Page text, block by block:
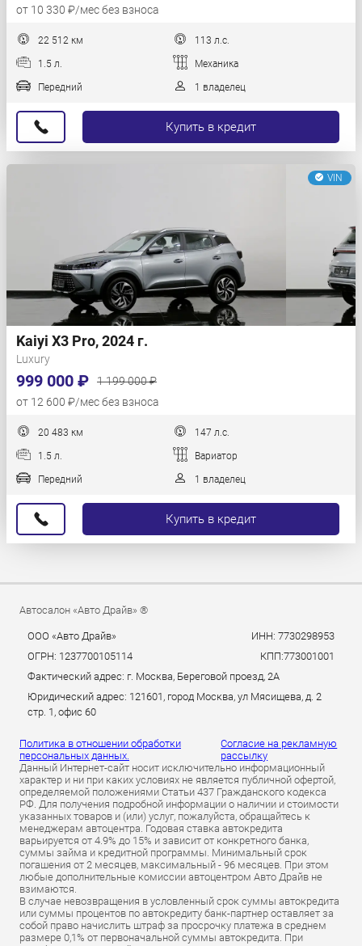
от 10 330 ₽/мес без взноса
22 512 км 113 л.с.
1.5 л. Механика
Передний 1 владелец
Купить в кредит
VIN
Kaiyi X3 Pro, 2024 г.
Luxury
999 000 ₽
1 199 000 ₽
от 12 600 ₽/мес без взноса
20 483 км 147 л.с.
1.5 л. Вариатор
Передний 1 владелец
Купить в кредит
Автосалон «Авто Драйв» ®
ООО «Авто Драйв»
ИНН: 7730298953
ОГРН: 1237700105114
КПП:773001001
Фактический адрес: г. Москва, Береговой проезд, 2А
Юридический адрес: 121601, город Москва, ул Мясищева, д. 2
стр. 1, офис 60
Политика в отношении обработки
персональных данных.
Согласие на рекламную
рассылку
Данный Интернет-сайт носит исключительно информационный
характер и ни при каких условиях не является публичной офертой,
определяемой положениями Статьи 437 Гражданского кодекса
РФ. Для получения подробной информации о наличии и стоимости
указанных товаров и (или) услуг, пожалуйста, обращайтесь к
менеджерам автоцентра. Годовая ставка автокредита
варьируется от 4.9% до 15% и зависит от конкретного банка,
суммы займа и кредитной программы. Минимальный срок
погашения от 2 месяцев, максимальный - 96 месяцев. При этом
любые дополнительные комиссии автоцентром Авто Драйв не
взимаются.
В случае невозвращения в условленный срок суммы автокредита
или суммы процентов по автокредиту банк-партнер оставляет за
собой право начислить штраф за просрочку платежа в среднем
размере 0,1% от первоначальной суммы автокредита. При